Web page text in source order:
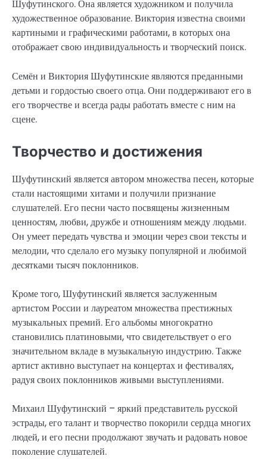
Шуфутинского. Она является художником и получила
художественное образование. Виктория известна своими
картиными и графическими работами, в которых она
отображает свою индивидуальность и творческий поиск.
Семён и Виктория Шуфутинские являются преданными
детьми и гордостью своего отца. Они поддерживают его в
его творчестве и всегда рады работать вместе с ним на
сцене.
Творчество и достижения
Шуфутинский является автором множества песен, которые
стали настоящими хитами и получили признание
слушателей. Его песни часто посвящены жизненным
ценностям, любви, дружбе и отношениям между людьми.
Он умеет передать чувства и эмоции через свои тексты и
мелодии, что сделало его музыку популярной и любимой
десятками тысяч поклонников.
Кроме того, Шуфутинский является заслуженным
артистом России и лауреатом множества престижных
музыкальных премий. Его альбомы многократно
становились платиновыми, что свидетельствует о его
значительном вкладе в музыкальную индустрию. Также
артист активно выступает на концертах и фестивалях,
радуя своих поклонников живыми выступлениями.
Михаил Шуфутинский – яркий представитель русской
эстрады, его талант и творчество покорили сердца многих
людей, и его песни продолжают звучать и радовать новое
поколение слушателей.